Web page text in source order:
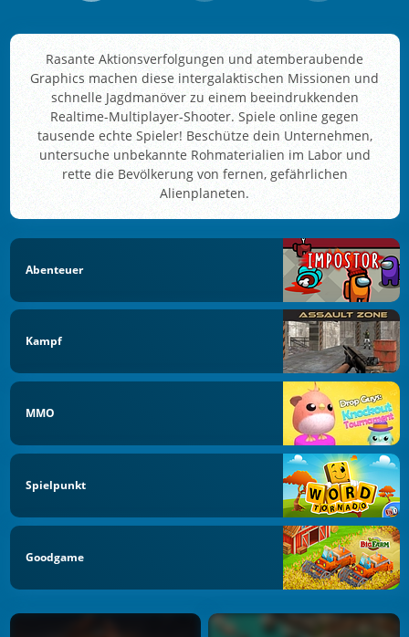
Rasante Aktionsverfolgungen und atemberaubende
Graphics machen diese intergalaktischen Missionen und
schnelle Jagdmanöver zu einem beeindrukkenden
Realtime-Multiplayer-Shooter. Spiele online gegen
tausende echte Spieler! Beschütze dein Unternehmen,
untersuche unbekannte Rohmaterialien im Labor und
rette die Bevölkerung von fernen, gefährlichen
Alienplaneten.
Abenteuer
Kampf
MMO
Spielpunkt
Goodgame